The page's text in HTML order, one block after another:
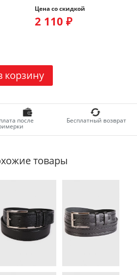
Цена со скидкой
2 110 ₽
корзину
после Бесплатный возврат
товары